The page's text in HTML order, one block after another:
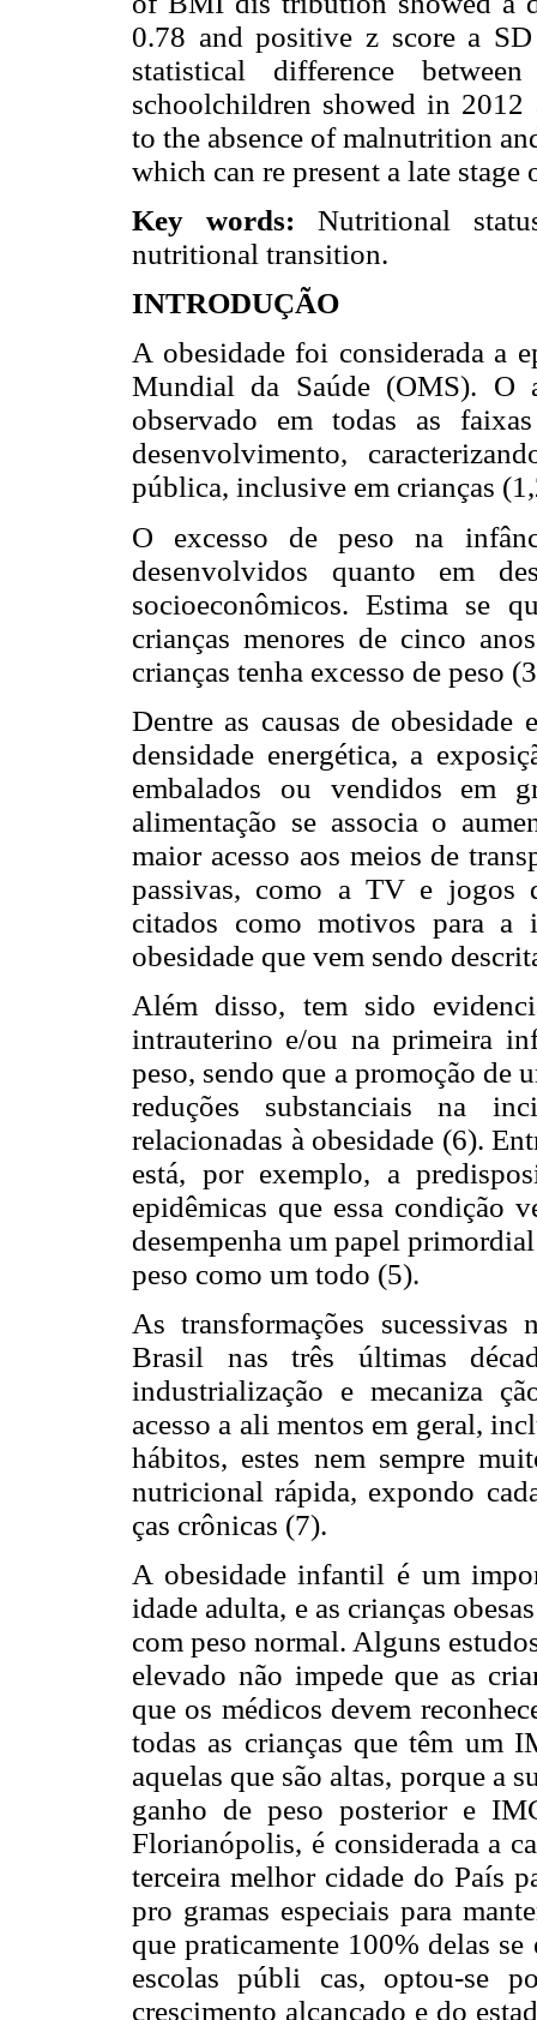
0.78 and positive z score a
statistical difference
schoolchildren showed in
to the absence of malnutrition
which can re present a late
Key words: Nutritional
nutritional transition.
INTRODUÇÃO
A obesidade foi considerada a
Mundial da Saúde (OMS). O
observado em todas as
desenvolvimento,
pública, inclusive em crianças
O excesso de peso na
desenvolvidos quanto em
socioeconômicos. Estima se
crianças menores de cinco
crianças tenha excesso de peso
Dentre as causas de obesidade
densidade energética, a
embalados ou vendidos em
alimentação se associa o
maior acesso aos meios de
passivas, como a TV e jogos
citados como motivos para a
obesidade que vem sendo
Além disso, tem sido
intrauterino e/ou na primeira
peso, sendo que a promoção de
reduções substanciais na
relacionadas à obesidade (6).
está, por exemplo, a
epidêmicas que essa condição
desempenha um papel
peso como um todo (5).
As transformações
Brasil nas três últimas
industrialização e mecaniza
acesso a ali mentos em geral,
hábitos, estes nem sempre
nutricional rápida, expondo
ças crônicas (7).
A obesidade infantil é um
idade adulta, e as crianças
com peso normal. Alguns
elevado não impede que as
que os médicos devem
todas as crianças que têm um
aquelas que são altas, porque a
ganho de peso posterior e
Florianópolis, é considerada a
terceira melhor cidade do País
pro gramas especiais para
que praticamente 100% delas
escolas públi cas, optou-se
crescimento alcançado e do